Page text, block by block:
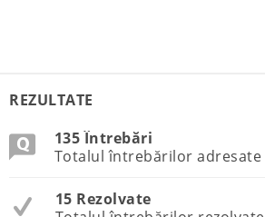
REZULTATE
135 Întrebări
Totalul întrebărilor adresate
15 Rezolvate